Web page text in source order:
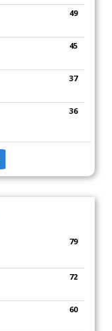
49
45
37
36
79
72
60